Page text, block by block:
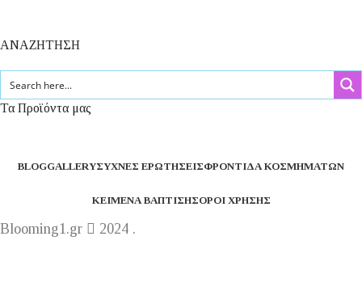
ΑΝΑΖΗΤΗΣΗ
Τα Προϊόντα μας
BLOGGALLERYΣΥΧΝΈΣ ΕΡΩΤΉΣΕΙΣΦΡΟΝΤΊΔΑ ΚΟΣΜΗΜΆΤΩΝ
ΚΕΊΜΕΝΑ ΒΆΠΤΙΣΗΣΌΡΟΙ ΧΡΉΣΗΣ
Blooming1.gr
2024 .